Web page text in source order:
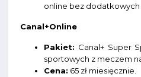
online bez dodatkowych
Canal+Online
Pakiet: Canal+ Super
sportowych z meczem
Cena: 65 zł miesięcznie.